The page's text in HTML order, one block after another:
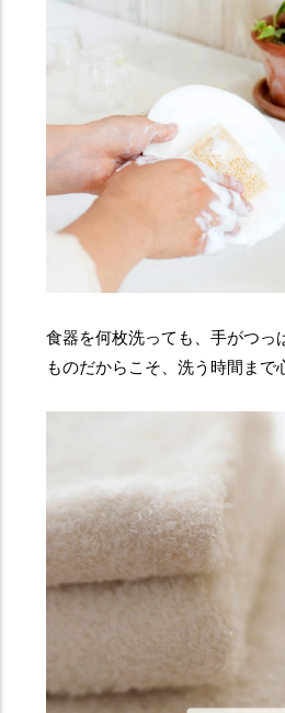
食器を何枚洗っても、手がつっ
ものだからこそ、洗う時間まで